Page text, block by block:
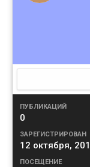
ПУБЛИКАЦИЙ
0
ЗАРЕГИСТРИРОВАН
12 октября,
ПОСЕЩЕНИЕ